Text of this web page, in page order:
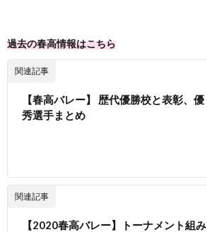
過去の春高情報はこちら
関連記事
【春高バレー】 歴代優勝校と表彰、優
秀選手まとめ
関連記事
【2020春高バレー】トーナメント組み